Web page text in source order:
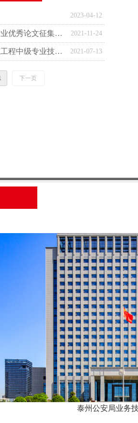
泰州公安局业务技术用房工程
2023-04-12
2021-11-24
关于转发中安协2022年安装行业优秀论文征集的通知
2021-07-13
关于开展2021年度扬州市建筑工程中级专业技术资格评审和考核认定申报工作的通知
下一页